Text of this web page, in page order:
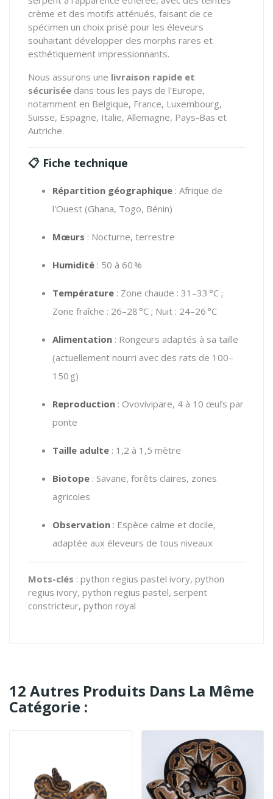
crème et des motifs atténués, faisant de ce
spécimen un choix prisé pour les éleveurs
souhaitant développer des morphs rares et
esthétiquement impressionnants.
Nous assurons une livraison rapide et
sécurisée dans tous les pays de l'Europe,
notamment en Belgique, France, Luxembourg,
Suisse, Espagne, Italie, Allemagne, Pays-Bas et
Autriche.
📋 Fiche technique
Répartition géographique : Afrique de
l'Ouest (Ghana, Togo, Bénin)
Mœurs : Nocturne, terrestre
Humidité : 50 à 60 %
Température : Zone chaude : 31–33 °C ;
Zone fraîche : 26–28 °C ; Nuit : 24–26 °C
Alimentation : Rongeurs adaptés à sa taille
(actuellement nourri avec des rats de 100–
150 g)
Reproduction : Ovovivipare, 4 à 10 œufs par
ponte
Taille adulte : 1,2 à 1,5 mètre
Biotope : Savane, forêts claires, zones
agricoles
Observation : Espèce calme et docile,
adaptée aux éleveurs de tous niveaux
Mots-clés : python regius pastel ivory, python
regius ivory, python regius pastel, serpent
constricteur, python royal
12 Autres Produits Dans La Même
Catégorie :